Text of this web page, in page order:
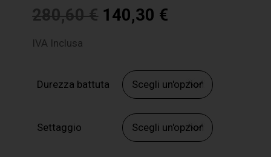
280,60€ 140,30 €
IVA Inclusa
Durezza battuta
Settaggio